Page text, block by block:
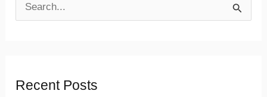
cRecent Posts